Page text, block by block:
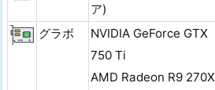
ア)
グラボ
NVIDIA GeForce GTX
750 Ti
AMD Radeon R9 270X